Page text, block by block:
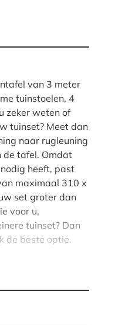
van 3 meter
tuinstoelen, 4
zeker weten of
tuinset? Meet dan
naar rugleuning
de tafel. Omdat
heeft, past
maximaal 310 x
set groter dan
voor u,
tuinset? Dan
de beste optie.